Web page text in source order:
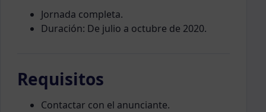
Jornada completa.
Duración: De julio a octubre de 2020.
Requisitos
Contactar con el anunciante.